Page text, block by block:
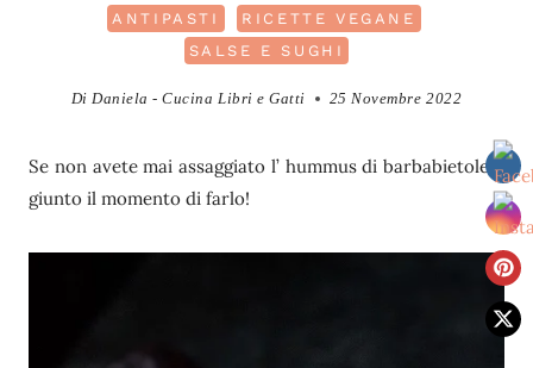
ANTIPASTI
RICETTE VEGANE
SALSE E SUGHI
Di Daniela - Cucina Libri e Gatti 25 Novembre 2022
Se non avete mai assaggiato l’ hummus di barbabietole è
giunto il momento di farlo!